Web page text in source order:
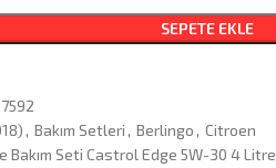
SEPETE EKLE
, Bakım Setleri , Berlingo , Citroen
Bakım Seti Castrol Edge 5W-30 4 Litre